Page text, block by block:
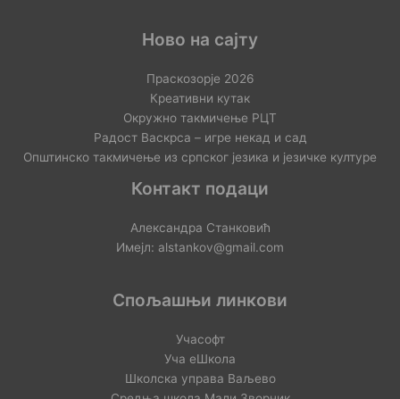
Ново на сајту
Праскозорје 2026
Креативни кутак
Окружно такмичење РЦТ
Радост Васкрса – игре некад и сад
Општинско такмичење из српског језика и језичке културе
Контакт подаци
Александра Станковић
Имејл: alstankov@gmail.com
Спољашњи линкови
Учасофт
Уча еШкола
Школска управа Ваљево